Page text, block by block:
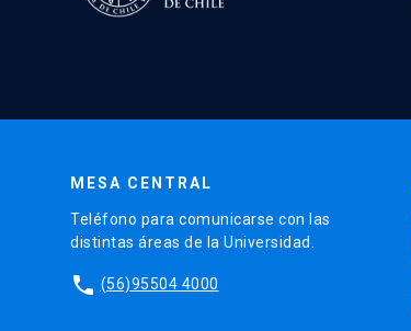
MESA CENTRAL
Teléfono para comunicarse con las
distintas áreas de la Universidad.
phone (56)95504 4000